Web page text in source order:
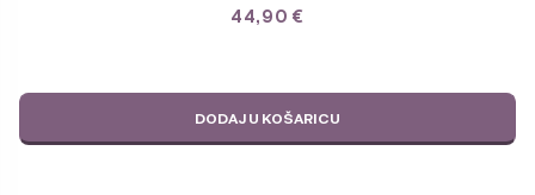
44,90€
DODAJ U KOŠARICU